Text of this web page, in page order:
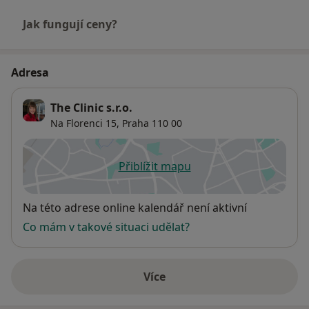
Jak fungují ceny?
Adresa
The Clinic s.r.o.
Na Florenci 15, Praha 110 00
Přiblížit mapuse otevře v nové záložce
Dostupnost
Na této adrese online kalendář není aktivní
Co mám v takové situaci udělat?
Víceo adrese